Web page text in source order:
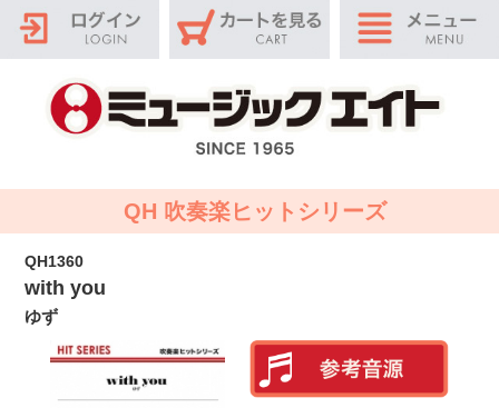
QH 吹奏楽ヒットシリーズ
QH1360
with you
ゆず